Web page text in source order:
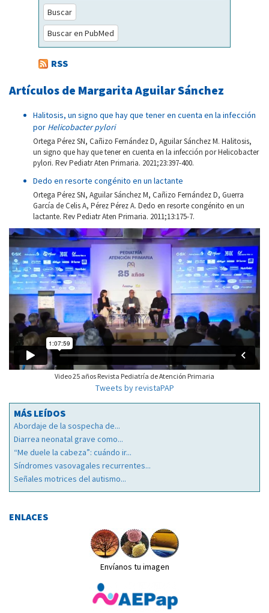
Buscar
Buscar en PubMed
RSS
Artículos de Margarita Aguilar Sánchez
Halitosis, un signo que hay que tener en cuenta en la infección
por Helicobacter pylori
Ortega Pérez SN, Cañizo Fernández D, Aguilar Sánchez M. Halitosis,
un signo que hay que tener en cuenta en la infección por Helicobacter
pylori. Rev Pediatr Aten Primaria. 2021;23:397-400.
Dedo en resorte congénito en un lactante
Ortega Pérez SN, Aguilar Sánchez M, Cañizo Fernández D, Guerra
García de Celis A, Pérez Pérez A. Dedo en resorte congénito en un
lactante. Rev Pediatr Aten Primaria. 2011;13:175-7.
Video 25 años Revista Pediatría de Atención Primaria
Tweets by revistaPAP
MÁS LEÍDOS
Abordaje de la sospecha de...
Diarrea neonatal grave como...
“Me duele la cabeza”: cuándo ir...
Síndromes vasovagales recurrentes...
Señales motrices del autismo...
ENLACES
Envíanos tu imagen